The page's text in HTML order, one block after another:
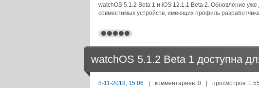
watchOS 5.1.2 Beta 1 и iOS 12.1.1 Beta 2. Обновление
совместимых устройств, имеющих профиль
watchOS 5.1.2 Beta 1 доступна
8-11-2018, 15:06 | комментариев: 0 | просмотров: 1